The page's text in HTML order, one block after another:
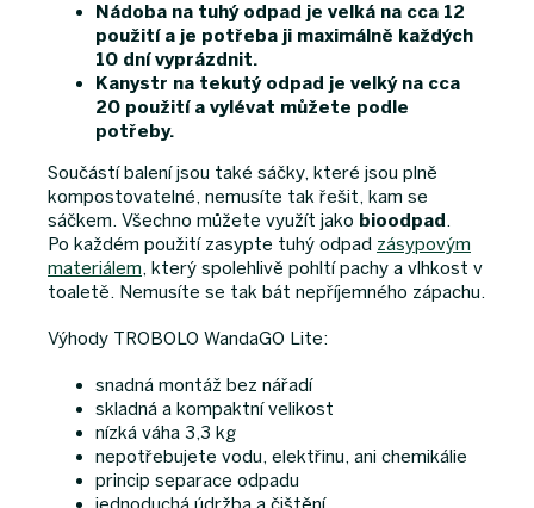
Nádoba na tuhý odpad je velká na cca 12
použití a je potřeba ji maximálně každých
10 dní vyprázdnit.
Kanystr na tekutý odpad je velký na cca
20 použití a vylévat můžete podle
potřeby.
Součástí balení jsou také sáčky, které jsou plně
kompostovatelné, nemusíte tak řešit, kam se
sáčkem. Všechno můžete využít jako bioodpad.
Po každém použití zasypte tuhý odpad zásypovým
materiálem, který spolehlivě pohltí pachy a vlhkost v
toaletě. Nemusíte se tak bát nepříjemného zápachu.
Výhody TROBOLO WandaGO Lite:
snadná montáž bez nářadí
skladná a kompaktní velikost
nízká váha 3,3 kg
nepotřebujete vodu, elektřinu, ani chemikálie
princip separace odpadu